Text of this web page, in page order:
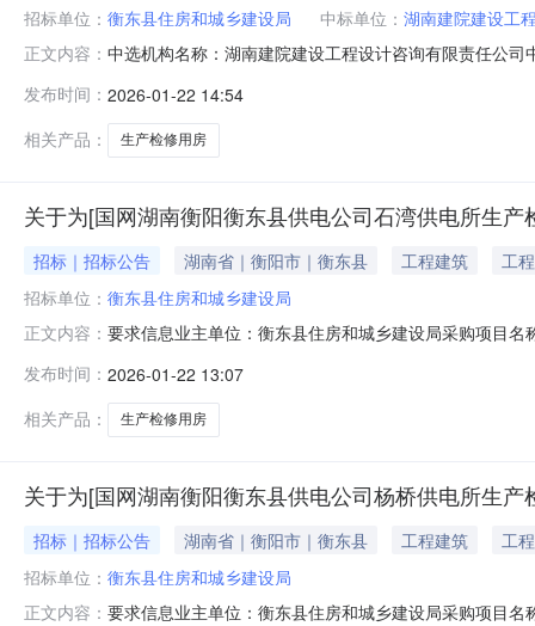
招标单位： 衡东县住房和城乡建设局 中标单位： 湖南建院建设工
正文内容： 中选机构名称：湖南建院建设工程设计咨询有限责任公
（元）：4500-4500金额大写：零元金额说明：无报名机
发布时间： 2026-01-22 14:54
相关产品：
生产检修用房
关于为[国网湖南衡阳衡东县供电公司石湾供电所生
招标｜招标公告 湖南省｜衡阳市｜衡东县 工程建筑
工程
招标单位： 衡东县住房和城乡建设局
正文内容： 要求信息业主单位：衡东县住房和城乡建设局采购项目
(元)：4500-4500金额大写：四千五百-四千五百金额说
发布时间： 2026-01-22 13:07
相关产品：
生产检修用房
关于为[国网湖南衡阳衡东县供电公司杨桥供电所生
招标｜招标公告 湖南省｜衡阳市｜衡东县 工程建筑
工程
招标单位： 衡东县住房和城乡建设局
正文内容： 要求信息业主单位：衡东县住房和城乡建设局采购项目